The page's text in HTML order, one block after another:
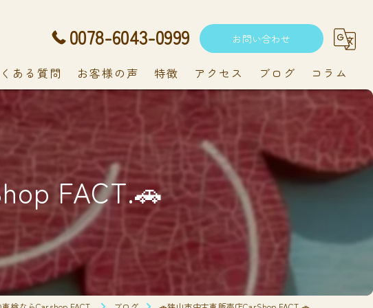
0078-6043-0999 お問い合わせ
ある質問 お客様の声 特徴
軽自動車
メンテナンス
アクセス ブログ コラム
FACT.🚗